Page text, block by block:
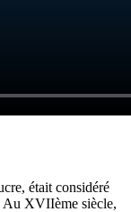
était considéré
Au XVIIème siècle,